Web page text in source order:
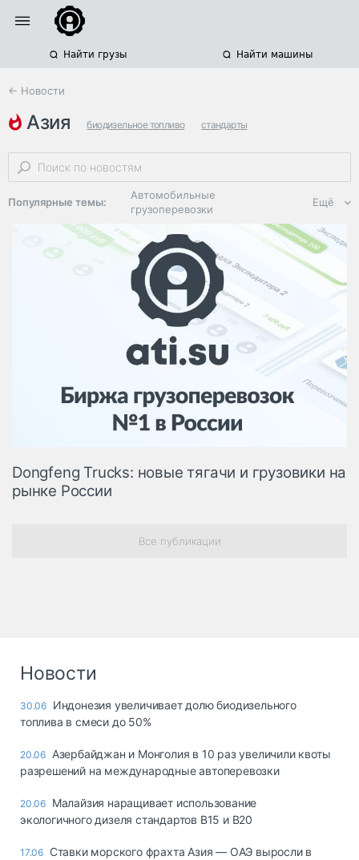
Найти грузы Найти машины
← Новости
азия биодизельное топливо стандарты
экологичные технологии
Популярные темы:
Автомобильные
грузоперевозки
Региональная
логистика
ЭДО, ИТ в
логистике
Дороги,
инфраструктура
Логистика, грузы
Негабаритные и
опасные грузы
Безопасность и
Таможня и ВЭД
терминалы
Ещё
Dongfeng Trucks: новые тягачи и грузовики на
рынке России
Все публикации
Новости
30.06 Индонезия увеличивает долю биодизельного
топлива в смеси до 50%
20.06 Азербайджан и Монголия в 10 раз увеличили квоты
разрешений на международные автоперевозки
20.06 Малайзия наращивает использование
экологичного дизеля стандартов B15 и B20
17.06 Ставки морского фрахта Азия — ОАЭ выросли в